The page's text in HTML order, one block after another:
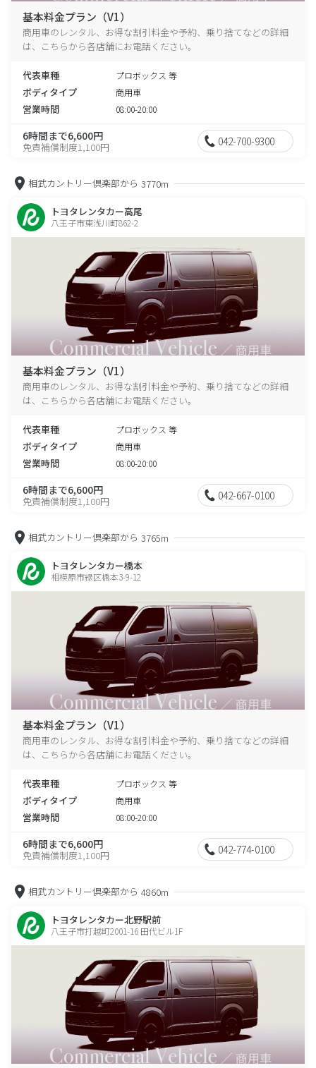
基本料金プラン（V1）
商用車のレンタル、お得な割引料金や予約、乗り捨てなどの詳細
は、こちらから各店舗にお電話ください。
代表車種 プロボックス 等
ボディタイプ 商用車
営業時間 08:00-20:00
6時間まで6,600円
免責補償制度1,100円 042-700-9300
相武カントリー倶楽部から 3770m
トヨタレンタカー高尾
八王子市東浅川町862-2
基本料金プラン（V1）
商用車のレンタル、お得な割引料金や予約、乗り捨てなどの詳細
は、こちらから各店舗にお電話ください。
代表車種 プロボックス 等
ボディタイプ 商用車
営業時間 08:00-20:00
6時間まで6,600円
免責補償制度1,100円 042-667-0100
相武カントリー倶楽部から 3765m
トヨタレンタカー橋本
相模原市緑区橋本3-9-12
基本料金プラン（V1）
商用車のレンタル、お得な割引料金や予約、乗り捨てなどの詳細
は、こちらから各店舗にお電話ください。
代表車種 プロボックス 等
ボディタイプ 商用車
営業時間 08:00-20:00
6時間まで6,600円
免責補償制度1,100円 042-774-0100
相武カントリー倶楽部から 4860m
トヨタレンタカー北野駅前
八王子市打越町2001-16 田代ビル1F